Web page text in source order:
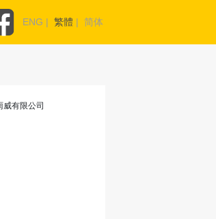
ENG | 繁體 | 简体